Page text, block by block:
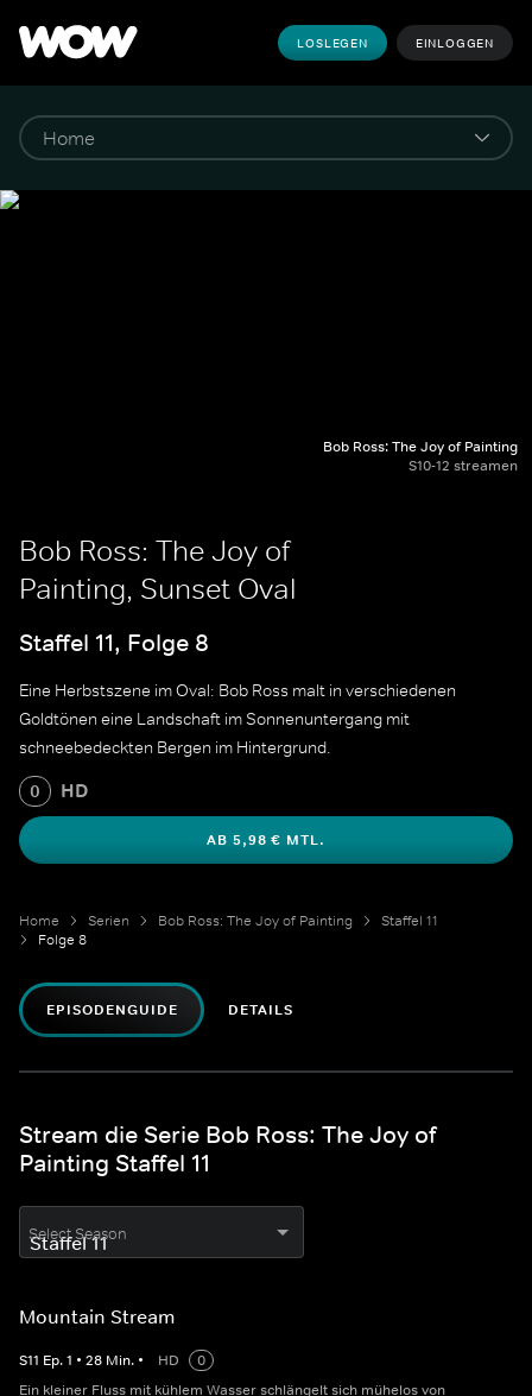
LOSLEGEN EINLOGGEN
Bob Ross: The Joy of Painting
S10-12 streamen
Bob Ross: The Joy of
Painting, Sunset Oval
Staffel 11, Folge 8
Eine Herbstszene im Oval: Bob Ross malt in verschiedenen
Goldtönen eine Landschaft im Sonnenuntergang mit
schneebedeckten Bergen im Hintergrund.
0 HD
AB 5,98 € MTL.
Home Serien Bob Ross: The Joy of Painting
Staffel 11
Folge 8
EPISODENGUIDE DETAILS
Stream die Serie Bob Ross: The Joy of
Painting Staffel 11
Select Season
Mountain Stream
S11 Ep.1 • 28 Min. • HD
0
Ein kleiner Fluss mit kühlem Wasser schlängelt sich mühelos von